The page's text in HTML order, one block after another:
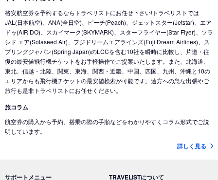
格安航空券を予約するならトラベリストにお任せ下さい!トラベリストでは
JAL(日本航空)、ANA(全日空)、ピーチ(Peach)、ジェットスター(Jetstar)、エア
ドゥ(AIR DO)、スカイマーク(SKYMARK)、スターフライヤー(Star Flyer)、ソラ
シド エア(Solaseed Air)、フジドリームエアラインズ(Fuji Dream Airlines)、ス
プリングジャパン(Spring Japan)のLCCを含む10社を瞬時に比較し、片道・往
復の最安値飛行機チケットをお手軽操作でご提案いたします。また、北海道、
東北、信越・北陸、関東、東海、関西・近畿、中国、四国、九州、沖縄と10の
エリアからも飛行機チケットの最安値検索が可能です。遠方への急な出張やご
旅行も是非トラベリストにお任せください。
旅コラム
航空券の購入から予約、搭乗の際の手順などをわかりやすくコラム形式でご説
明しています。
詳しく見る
サポートメニュー TRAVELISTについて